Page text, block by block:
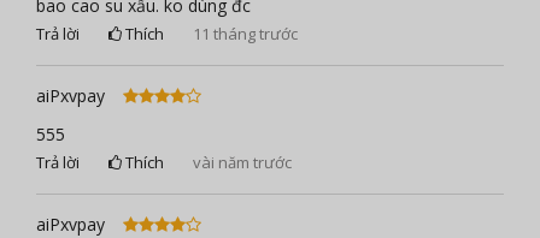
bao cao su xấu. ko dùng đc
Trả lời Thích 11 tháng trước
aiPxvpay
555
Trả lời Thích vài năm trước
aiPxvpay